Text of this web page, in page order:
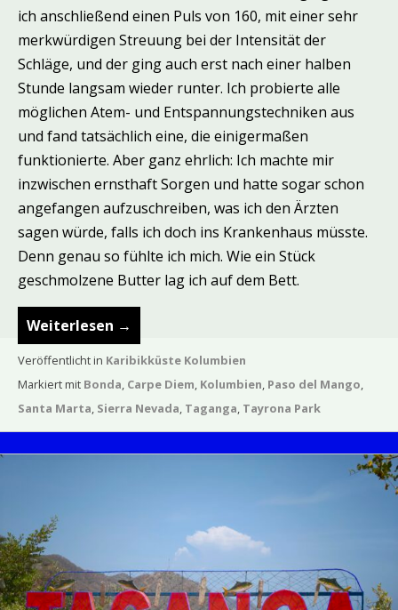
ich anschließend einen Puls von 160, mit einer sehr
merkwürdigen Streuung bei der Intensität der
Schläge, und der ging auch erst nach einer halben
Stunde langsam wieder runter. Ich probierte alle
möglichen Atem- und Entspannungstechniken aus
und fand tatsächlich eine, die einigermaßen
funktionierte. Aber ganz ehrlich: Ich machte mir
inzwischen ernsthaft Sorgen und hatte sogar schon
angefangen aufzuschreiben, was ich den Ärzten
sagen würde, falls ich doch ins Krankenhaus müsste.
Denn genau so fühlte ich mich. Wie ein Stück
geschmolzene Butter lag ich auf dem Bett.
Weiterlesen →
Veröffentlicht in Karibikküste Kolumbien
Markiert mit Bonda, Carpe Diem, Kolumbien, Paso del Mango,
Santa Marta, Sierra Nevada, Taganga, Tayrona Park